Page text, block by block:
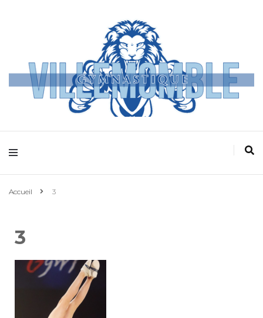
Villemomble
Gymnastique
Accueil 3
3